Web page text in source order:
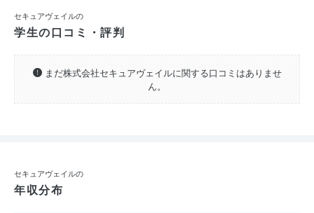
セキュアヴェイルの
学生の口コミ・評判
まだ株式会社セキュアヴェイルに関する口コミはありませ
ん。
セキュアヴェイルの
年収分布